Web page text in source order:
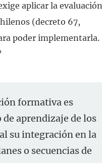
aplicar la evaluación
(decreto 67,
poder implementarla.
formativa es
aprendizaje de los
su integración en la
o secuencias de